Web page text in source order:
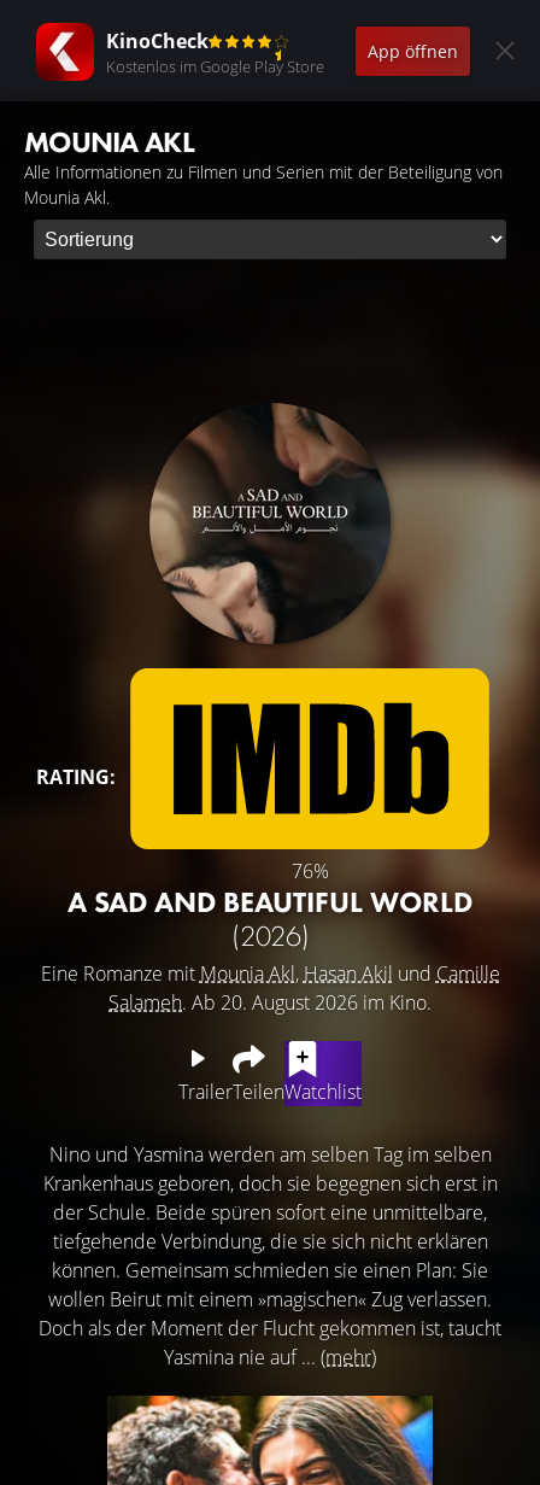
KinoCheck
Kostenlos im Google Play Store
App öffnen
MOUNIA AKL
Alle Informationen zu Filmen und Serien mit der Beteiligung von
Mounia Akl.
RATING:
76%
A SAD AND BEAUTIFUL WORLD
(2026)
Eine Romanze mit Mounia Akl, Hasan Akil und Camille
Salameh. Ab 20. August 2026 im Kino.
TrailerTeilenWatchlist
Nino und Yasmina werden am selben Tag im selben
Krankenhaus geboren, doch sie begegnen sich erst in
der Schule. Beide spüren sofort eine unmittelbare,
tiefgehende Verbindung, die sie sich nicht erklären
können. Gemeinsam schmieden sie einen Plan: Sie
wollen Beirut mit einem »magischen« Zug verlassen.
Doch als der Moment der Flucht gekommen ist, taucht
Yasmina nie auf ... (mehr)